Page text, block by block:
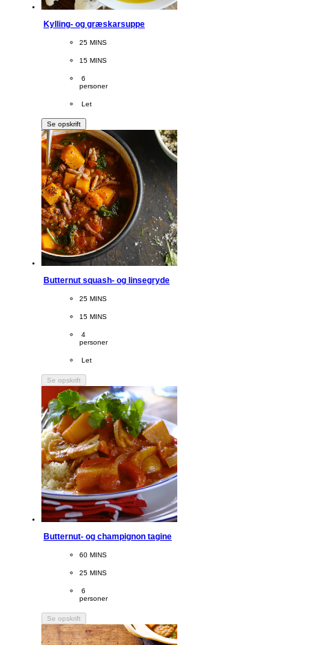
Kylling- og græskarsuppe
CookingTime
25 MINS
PreparationTime
15 MINS
Servings
6
personer
Difficulty
Let
Se opskrift
Butternut squash- og linsegryde
CookingTime
25 MINS
PreparationTime
15 MINS
Servings
4
personer
Difficulty
Let
Se opskrift
Butternut- og champignon tagine
CookingTime
60 MINS
PreparationTime
25 MINS
Servings
6
personer
Se opskrift